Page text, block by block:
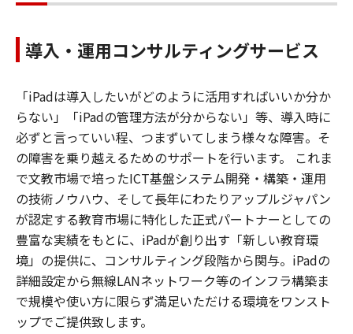
導入・運用コンサルティングサービス
「iPadは導入したいがどのように活用すればいいか分か
らない」「iPadの管理方法が分からない」等、導入時に
必ずと言っていい程、つまずいてしまう様々な障害。そ
の障害を乗り越えるためのサポートを行います。 これま
で文教市場で培ったICT基盤システム開発・構築・運用
の技術ノウハウ、そして長年にわたりアップルジャパン
が認定する教育市場に特化した正式パートナーとしての
豊富な実績をもとに、iPadが創り出す「新しい教育環
境」の提供に、コンサルティング段階から関与。iPadの
詳細設定から無線LANネットワーク等のインフラ構築ま
で規模や使い方に限らず満足いただける環境をワンスト
ップでご提供致します。